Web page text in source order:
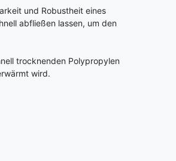
und Robustheit eines
abfließen lassen, um den
trocknenden Polypropylen
wird.